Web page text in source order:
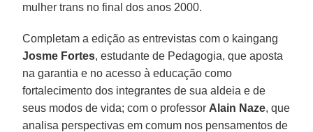
mulher trans no final dos anos 2000.
Completam a edição as entrevistas com o kaingang
Josme Fortes, estudante de Pedagogia, que aposta
na garantia e no acesso à educação como
fortalecimento dos integrantes de sua aldeia e de
seus modos de vida; com o professor Alain Naze, que
analisa perspectivas em comum nos pensamentos de